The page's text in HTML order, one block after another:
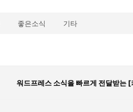
좋은소식 기타
워드프레스 소식을 빠르게 전달받는